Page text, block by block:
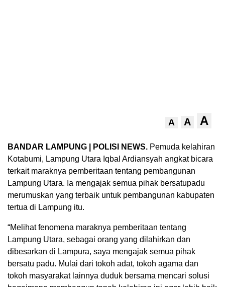
A A A
BANDAR LAMPUNG | POLISI NEWS. Pemuda kelahiran
Kotabumi, Lampung Utara Iqbal Ardiansyah angkat bicara
terkait maraknya pemberitaan tentang pembangunan
Lampung Utara. Ia mengajak semua pihak bersatupadu
merumuskan yang terbaik untuk pembangunan kabupaten
tertua di Lampung itu.
“Melihat fenomena maraknya pemberitaan tentang
Lampung Utara, sebagai orang yang dilahirkan dan
dibesarkan di Lampura, saya mengajak semua pihak
bersatu padu. Mulai dari tokoh adat, tokoh agama dan
tokoh masyarakat lainnya duduk bersama mencari solusi